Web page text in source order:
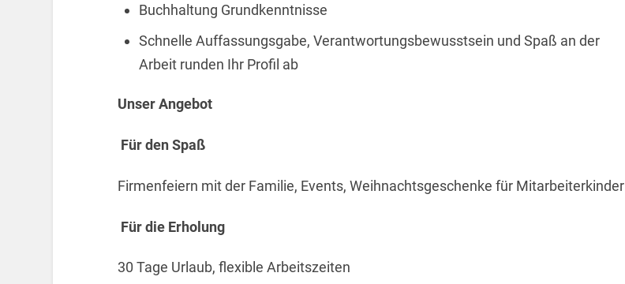
Buchhaltung Grundkenntnisse
Schnelle Auffassungsgabe, Verantwortungsbewusstsein und Spaß an der
Arbeit runden Ihr Profil ab
Unser Angebot
Für den Spaß
Firmenfeiern mit der Familie, Events, Weihnachtsgeschenke für Mitarbeiterkinder
Für die Erholung
30 Tage Urlaub, flexible Arbeitszeiten